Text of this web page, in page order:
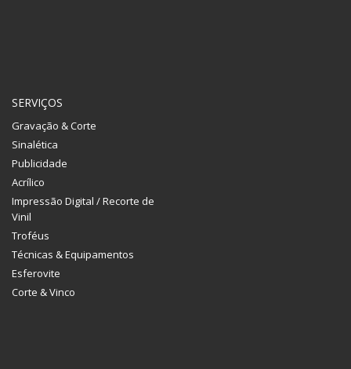
SERVIÇOS
Gravação & Corte
Sinalética
Publicidade
Acrílico
Impressão Digital / Recorte de
Vinil
Troféus
Técnicas & Equipamentos
Esferovite
Corte & Vinco